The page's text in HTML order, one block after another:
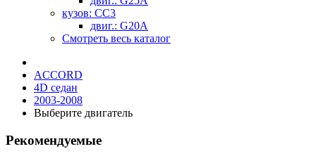
кузов: CC3
двиг.: G20A
Смотреть весь каталог
ACCORD
4D седан
2003-2008
Выберите двигатель
Рекомендуемые